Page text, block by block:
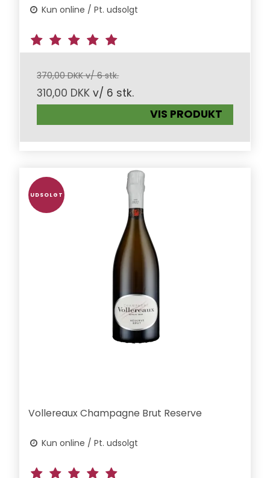
Kun online / Pt. udsolgt
370,00 DKK v/ 6 stk.
310,00 DKK v/ 6 stk.
VIS PRODUKT
UDSOLGT
Vollereaux Champagne Brut Reserve
Kun online / Pt. udsolgt